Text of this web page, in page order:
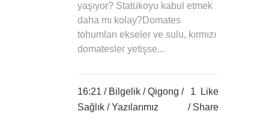
yaşıyor? Statükoyu kabul etmek
daha mı kolay?Domates
tohumları ekseler ve sulu, kırmızı
domatesler yetişse...
16:21 / Bilgelik /Qigong /
Sağlık /Yazılarımız
1
Like
Share